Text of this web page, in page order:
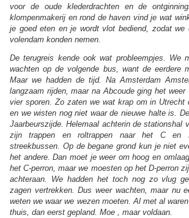
voor de oude klederdrachten en de
klompenmakerij en rond de haven vind je wat
je goed eten en je wordt vlot bediend, zodat we
volendam konden nemen.
De terugreis kende ook wat probleempjes. We
wachten op de volgende bus, want de eerdere
Maar we hadden de tijd. Na Amsterdam
langzaam rijden, maar na Abcoude ging het
vier sporen. Zo zaten we wat krap om in Utrecht
en we wisten nog niet waar de nieuwe halte is.
Jaarbeurszijde. Helemaal achterin de stationshal
zijn trappen en roltrappen naar het C en
streekbussen. Op de begane grond kun je niet
het andere. Dan moet je weer om hoog en
het C-perron, maar we moesten op het D-perron
achteraan. We hadden het toch nog zo vlug
zagen vertrekken. Dus weer wachten, maar nu
weten we waar we wezen moeten. Al met al
thuis, dan eerst gepland. Moe , maar voldaan.